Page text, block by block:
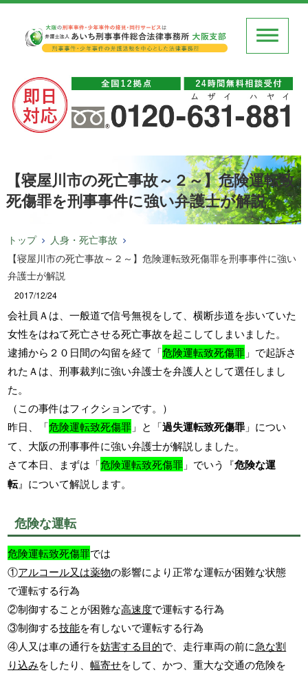
【寝屋川市の死亡事故～２～】危険運転致
死傷罪を刑事事件に強い弁護士が解説
トップ
人身・死亡事故
【寝屋川市の死亡事故～２～】危険運転致死傷罪を刑事事件に強い
弁護士が解説
2017/12/24
会社員Ａは、一般道で信号無視をして、横断歩道を歩いていた
女性をはねて死亡させる死亡事故を起こしてしまいました。
逮捕から２０日間の勾留を経て「危険運転致死傷罪 」で起訴さ
れたＡは、刑事裁判に強い弁護士を弁護人として選任しまし
た。
（この事件はフィクションです。）
昨日、「危険運転致死傷罪 」と「過失運転致死傷罪 」につい
て、大阪の刑事事件に強い弁護士が解説しました。
さて本日、まずは「危険運転致死傷罪 」でいう『危険な運
転』について解説します。
危険な運転
危険運転致死傷罪では
①アルコール又は薬物の影響により正常な運転が困難な状態
で運転する行為
②制御することが困難な高速度で運転する行為
③制御する技能を有しないで運転する行為
④人又は車の通行を妨害する目的で、走行車両の前に急な割
り込みをしたり、幅寄せをして、かつ、重大な交通の危険を